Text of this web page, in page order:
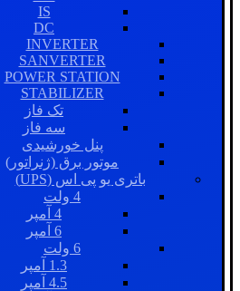
IS
DC
INVERTER
SANVERTER
POWER STATION
STABILIZER
تک فاز
سه فاز
پنل خورشیدی
موتور برق (ژنراتور)
باتری یو پی اس (UPS)
4 ولت
4 آمپر
6 آمپر
6 ولت
1.3 آمپر
4.5 آمپر